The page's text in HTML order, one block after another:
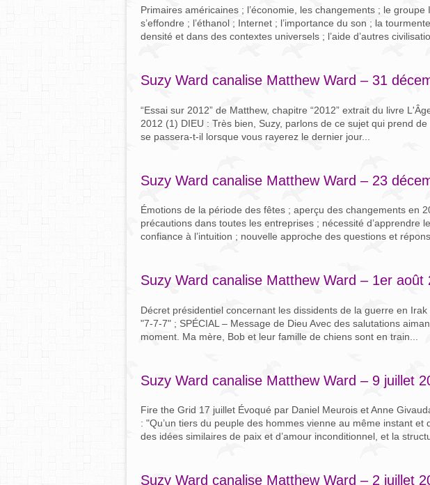
Primaires américaines ; l’économie, les changements ; le
s’effondre ; l’éthanol ; Internet ; l’importance du son ; la
densité et dans des contextes universels ; l’aide d’autres
Suzy Ward canalise Matthew Ward – 31
“Essai sur 2012” de Matthew, chapitre “2012” extrait du livre
2012 (1) DIEU : Très bien, Suzy, parlons de ce sujet qui prend
se passera-t-il lorsque vous rayerez le dernier jour...
Suzy Ward canalise Matthew Ward – 23
Émotions de la période des fêtes ; aperçu des changements en
précautions dans toutes les entreprises ; nécessité d’apprendre
confiance à l’intuition ; nouvelle approche des questions et
Suzy Ward canalise Matthew Ward – 1er août
Décret présidentiel concernant les dissidents de la guerre en
"7-7-7" ; SPÉCIAL – Message de Dieu Avec des salutations
moment. Ma mère, Bob et leur famille de chiens sont en train...
Suzy Ward canalise Matthew Ward – 9 juillet
Fire the Grid 17 juillet Évoqué par Daniel Meurois et Anne
: "Qu’un tiers du peuple des hommes vienne au même instant et
des idées similaires de paix et d’amour inconditionnel, et la
Suzy Ward canalise Matthew Ward – 2 juillet